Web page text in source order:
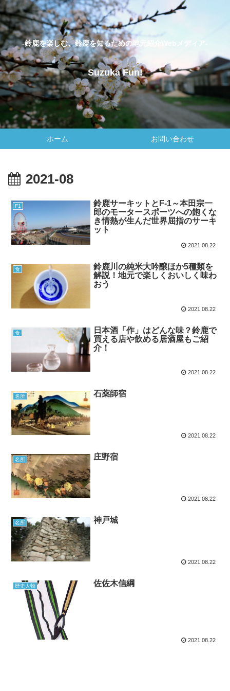
-鈴鹿を楽しむ、鈴鹿を知るための地元紹介Webメディア-
Suzuka Fun!
ホーム お問い合わせ
2021-08
F1
鈴鹿サーキットとF-1～本田宗一
郎のモータースポーツへの飽くな
き情熱が生んだ世界屈指のサーキ
ット
2021.08.22
食
鈴鹿川の純米大吟醸ほか5種類を
解説！地元で楽しくおいしく味わ
おう
2021.08.22
食
日本酒「作」はどんな味？鈴鹿で
買える店や飲める居酒屋もご紹
介！
2021.08.22
名所 石薬師宿
2021.08.22
名所 庄野宿
2021.08.22
名所 神戸城
2021.08.22
歴史人物 佐佐木信綱
2021.08.22